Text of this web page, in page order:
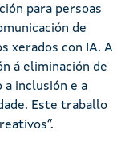
para persoas
de
xerados con IA. A
á eliminación de
a inclusión e a
Este traballo